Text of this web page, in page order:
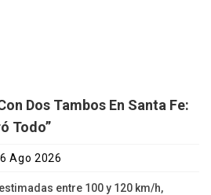
Dos Tambos En Santa Fe:
Todo”
Ago 2026
entre 100 y 120 km/h,